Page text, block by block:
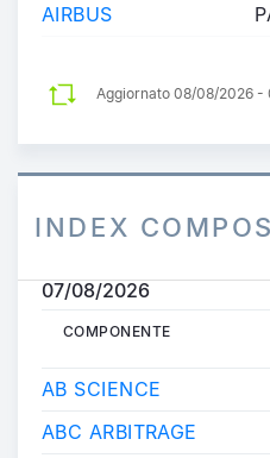
AIRBUS
Aggiornato 08/08/2026 -
INDEX
07/08/2026
COMPONENTE
AB SCIENCE
ABC ARBITRAGE